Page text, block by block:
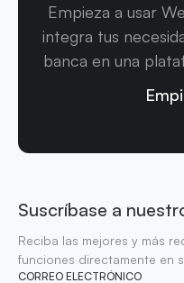
Empieza a usar
integra tus
banca en una
Suscríbase a
Reciba las mejores y más
funciones directamente en
CORREO ELECTRÓNICO